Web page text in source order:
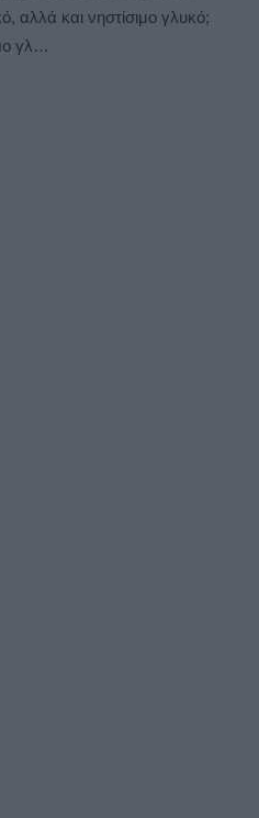
αλλά και νηστίσιμο γλυκό;
γλ…